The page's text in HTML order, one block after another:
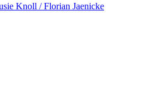
Knoll / Florian Jaenicke